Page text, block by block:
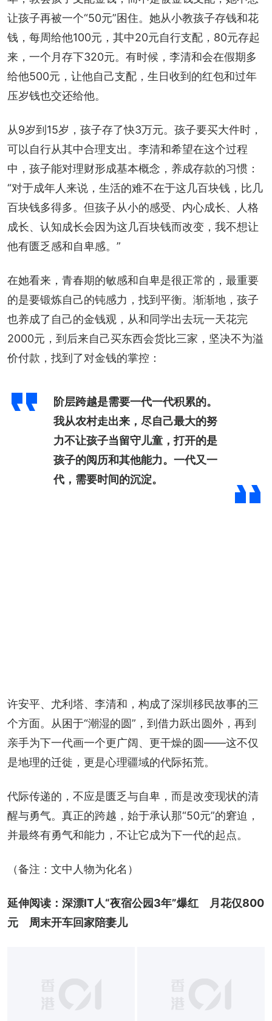
让孩子再被一个“50元”困住。她从小教孩子存钱和花
钱，每周给他100元，其中20元自行支配，80元存起
来，一个月存下320元。有时候，李清和会在假期多
给他500元，让他自己支配，生日收到的红包和过年
压岁钱也交还给他。
从9岁到15岁，孩子存了快3万元。孩子要买大件时，
可以自行从其中合理支出。李清和希望在这个过程
中，孩子能对理财形成基本概念，养成存款的习惯：
“对于成年人来说，生活的难不在于这几百块钱，比几
百块钱多得多。但孩子从小的感受、内心成长、人格
成长、认知成长会因为这几百块钱而改变，我不想让
他有匮乏感和自卑感。”
在她看来，青春期的敏感和自卑是很正常的，最重要
的是要锻炼自己的钝感力，找到平衡。渐渐地，孩子
也养成了自己的金钱观，从和同学出去玩一天花完
2000元，到后来自己买东西会货比三家，坚决不为溢
价付款，找到了对金钱的掌控：
阶层跨越是需要一代一代积累的。
我从农村走出来，尽自己最大的努
力不让孩子当留守儿童，打开的是
孩子的阅历和其他能力。一代又一
代，需要时间的沉淀。
许安平、尤利塔、李清和，构成了深圳移民故事的三
个方面。从困于“潮湿的圆”，到借力跃出圆外，再到
亲手为下一代画一个更广阔、更干燥的圆——这不仅
是地理的迁徙，更是心理疆域的代际拓荒。
代际传递的，不应是匮乏与自卑，而是改变现状的清
醒与勇气。真正的跨越，始于承认那“50元”的窘迫，
并最终有勇气和能力，不让它成为下一代的起点。
（备注：文中人物为化名）
延伸阅读： 深漂IT人“夜宿公园3年”爆红　月花仅800
元　周末开车回家陪妻儿